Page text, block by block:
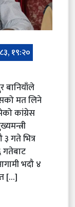
१९:२०
बानियाँले
मत लिने
कांग्रेस
गते भित्र
गतेबाट
भदौ ४
[…]